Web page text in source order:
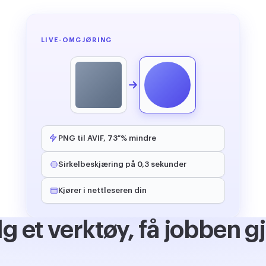
LIVE-OMGJØRING
PNG til AVIF, 73 % mindre
Sirkelbeskjæring på 0,3 sekunder
Kjører i nettleseren din
et verktøy, få jobben